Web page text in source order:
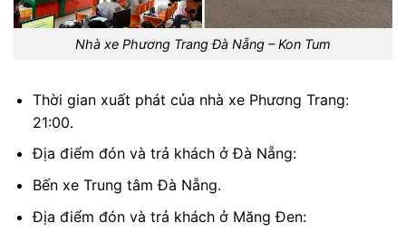
Nhà xe Phương Trang Đà Nẵng – Kon Tum
Thời gian xuất phát của nhà xe Phương Trang:
21:00.
Địa điểm đón và trả khách ở Đà Nẵng:
Bến xe Trung tâm Đà Nẵng.
Địa điểm đón và trả khách ở Măng Đen: